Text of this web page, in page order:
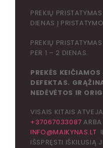
PREKIŲ
DIENAS Į
PREKIŲ
PER 1 – 2 DIENAS.
PREKĖS
DEFEKTAS.
NEDĖVĖTOS IR
VISAIS KITAIS
+37067033087 ARBA
INFO@MAIKYNAS.LT
IŠSPRĘSTI IŠKILUSIĄ